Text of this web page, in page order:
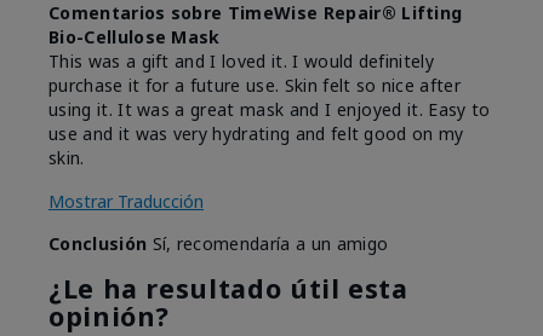
Comentarios sobre TimeWise Repair® Lifting
Bio-Cellulose Mask
This was a gift and I loved it. I would definitely
purchase it for a future use. Skin felt so nice after
using it. It was a great mask and I enjoyed it. Easy to
use and it was very hydrating and felt good on my
skin.
Mostrar Traducción
Conclusión Sí, recomendaría a un amigo
¿Le ha resultado útil esta
opinión?